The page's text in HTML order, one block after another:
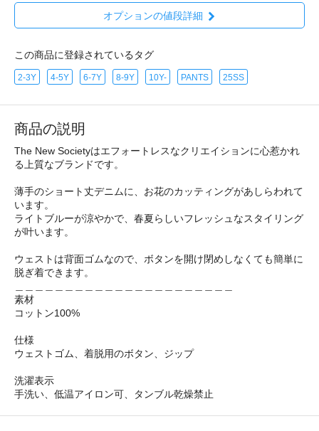
オプションの値段詳細
この商品に登録されているタグ
2-3Y 4-5Y 6-7Y 8-9Y 10Y- PANTS 25SS
商品の説明
The New Societyはエフォートレスなクリエイションに心惹かれ
る上質なブランドです。
薄手のショート丈デニムに、お花のカッティングがあしらわれて
います。
ライトブルーが涼やかで、春夏らしいフレッシュなスタイリング
が叶います。
ウェストは背面ゴムなので、ボタンを開け閉めしなくても簡単に
脱ぎ着できます。
素材
コットン100%
仕様
ウェストゴム、着脱用のボタン、ジップ
洗濯表示
手洗い、低温アイロン可、タンブル乾燥禁止